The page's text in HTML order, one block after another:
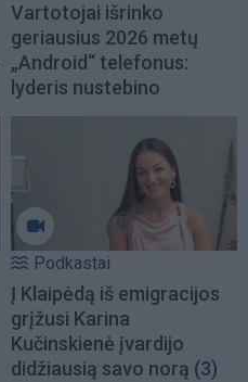
Vartotojai išrinko
geriausius 2026 metų
„Android“ telefonus:
lyderis nustebino
Podkastai
Į Klaipėdą iš emigracijos
grįžusi Karina
Kučinskienė įvardijo
didžiausią savo norą (3)